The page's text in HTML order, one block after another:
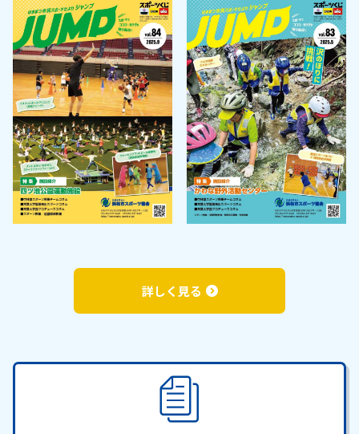
詳しく見る